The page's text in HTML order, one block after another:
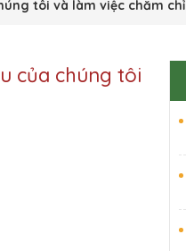
tôi và làm việc chăm chỉ
của chúng tôi